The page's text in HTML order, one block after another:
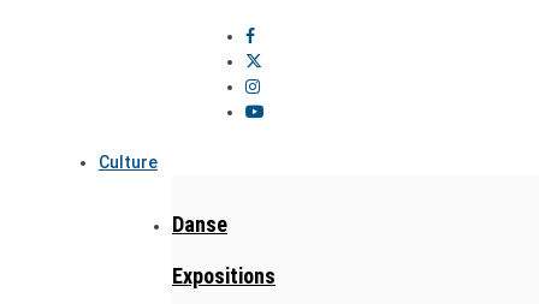
Culture
Danse
Expositions